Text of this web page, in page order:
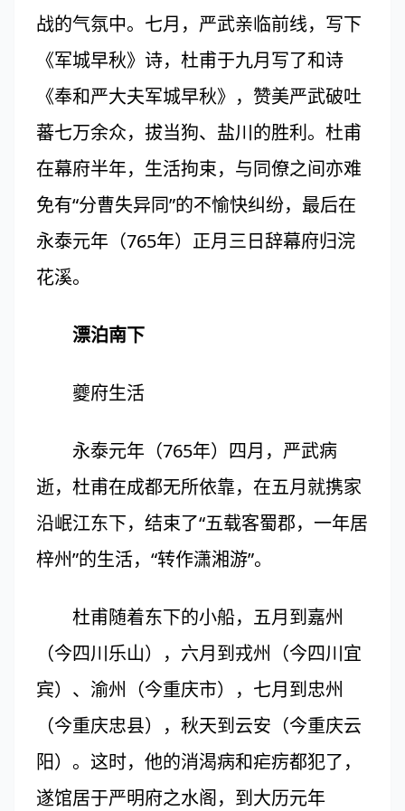
战的气氛中。七月，严武亲临前线，写下
《军城早秋》诗，杜甫于九月写了和诗
《奉和严大夫军城早秋》，赞美严武破吐
蕃七万余众，拔当狗、盐川的胜利。杜甫
在幕府半年，生活拘束，与同僚之间亦难
免有“分曹失异同”的不愉快纠纷，最后在
永泰元年（765年）正月三日辞幕府归浣
花溪。
漂泊南下
夔府生活
永泰元年（765年）四月，严武病
逝，杜甫在成都无所依靠，在五月就携家
沿岷江东下，结束了“五载客蜀郡，一年居
梓州”的生活，“转作潇湘游”。
杜甫随着东下的小船，五月到嘉州
（今四川乐山），六月到戎州（今四川宜
宾）、渝州（今重庆市），七月到忠州
（今重庆忠县），秋天到云安（今重庆云
阳）。这时，他的消渴病和疟疠都犯了，
遂馆居于严明府之水阁，到大历元年